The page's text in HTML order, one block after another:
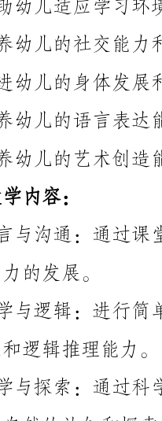
他们的社交能力和生活自理能力。
-促进幼儿的身体发展和运动技能；
-培养幼儿的艺术创造能力和审美情操。
数学思维和逻辑推理能力。
养他们对自然的认知和探索能力。